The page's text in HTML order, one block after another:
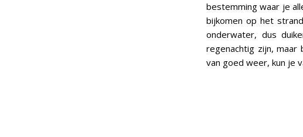
bestemming waar je
bijkomen op het
onderwater, dus
regenachtig zijn,
van goed weer, kun je